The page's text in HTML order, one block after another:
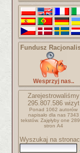
Fundusz
Wesprzyj nas..
Zarejestrowaliśmy
295.807.586 wizyt
Ponad 1062 autorów
napisało dla nas 7343
tekstów. Zajęłyby one
stron A4
Wyszukaj na